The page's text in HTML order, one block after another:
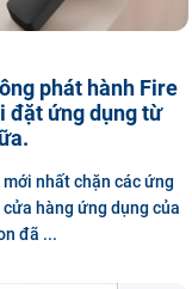
phát hành Fire
đặt ứng dụng từ
nhất chặn các ứng
hàng ứng dụng của
đã ...